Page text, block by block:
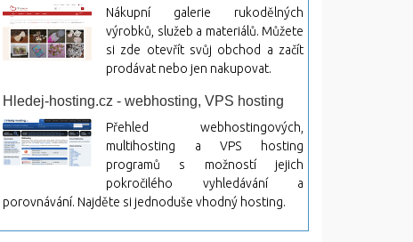
Nákupní galerie rukodělných
výrobků, služeb a materiálů. Můžete
si zde otevřít svůj obchod a začít
prodávat nebo jen nakupovat.
Hledej-hosting.cz - webhosting, VPS hosting
Přehled webhostingových,
multihosting a VPS hosting
programů s možností jejich
pokročilého vyhledávání a
porovnávání. Najděte si jednoduše vhodný hosting.